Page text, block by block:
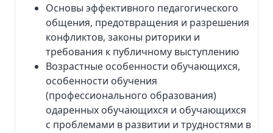
Основы эффективного педагогического
общения, предотвращения и разрешения
конфликтов, законы риторики и
требования к публичному выступлению
Возрастные особенности обучающихся,
особенности обучения
(профессионального образования)
одаренных обучающихся и обучающихся
с проблемами в развитии и трудностями в